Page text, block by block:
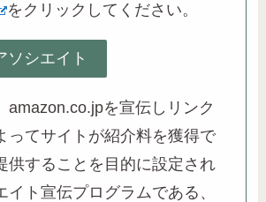
をクリックしてください。
ソシエイト
amazon.co.jpを宣伝しリンク
ってサイトが紹介料を獲得で
供することを目的に設定され
イト宣伝プログラムである、